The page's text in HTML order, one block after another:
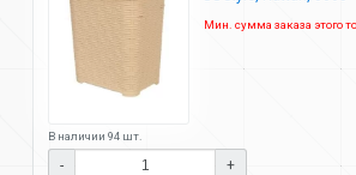
Мин. сумма заказа этого
В наличии 94 шт.
- +